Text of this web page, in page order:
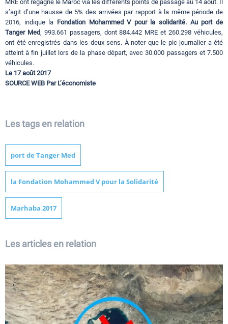
MRE ont regagné le Maroc via les différents points de passage au 14 août. Il
s’agit d’une hausse de 5% des arrivées par rapport à la même période de
2016, indique la Fondation Mohammed V pour la solidarité. Au port de
Tanger Med, 993.661 passagers, dont 884.442 MRE et 260.298 véhicules,
ont été enregistrés dans les deux sens. À noter que le pic journalier a été
atteint à fin juillet lors de la phase départ, avec 30.000 passagers et 7.500
véhicules.
Le 17 août 2017
SOURCE WEB Par L’économiste
Les tags en relation
port de Tanger Med
la Fondation Mohammed V pour la Solidarité
Marhaba 2017
Les articles en relation